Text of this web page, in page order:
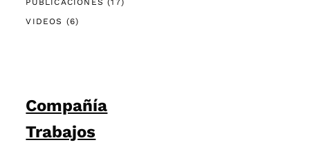
VIDEOS (6)
Compañía
Trabajos